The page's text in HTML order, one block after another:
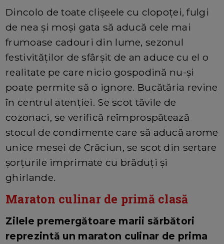
Dincolo de toate clișeele cu clopoței, fulgi
de nea și moși gata să aducă cele mai
frumoase cadouri din lume, sezonul
festivităților de sfârșit de an aduce cu el o
realitate pe care nicio gospodină nu-și
poate permite să o ignore. Bucătăria revine
în centrul atenției. Se scot tăvile de
cozonaci, se verifică reîmprospătează
stocul de condimente care să aducă arome
unice mesei de Crăciun, se scot din sertare
șorțurile imprimate cu brăduți și
ghirlande.
Maraton culinar de primă clasă
Zilele premergătoare marii sărbători
reprezintă un maraton culinar de prima